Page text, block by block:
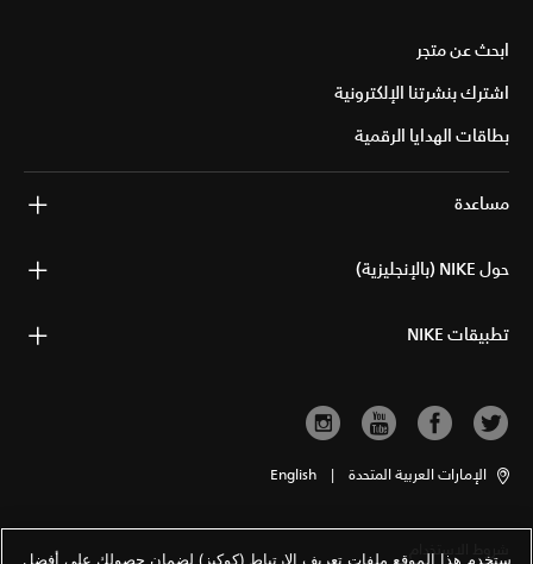
ابحث عن متجر
اشترك بنشرتنا الإلكترونية
بطاقات الهدايا الرقمية
مساعدة
حول NIKE (بالإنجليزية)
تطبيقات NIKE
الإمارات العربية المتحدة |
English
شروط الاستخدام